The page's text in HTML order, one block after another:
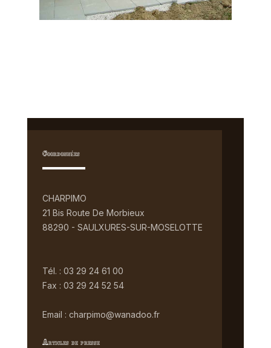
Coordonnées
CHARPIMO
21 Bis Route De Morbieux
88290 - SAULXURES-SUR-MOSELOTTE
Tél. : 03 29 24 61 00
Fax : 03 29 24 52 54
Email : charpimo@wanadoo.fr
Articles de presse